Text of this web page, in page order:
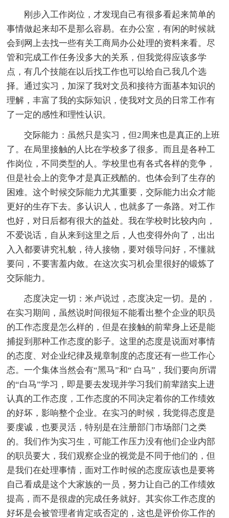
刚步入工作岗位，才发现自己有很多看起来简单的
事情做起来却不是那么容易。在办公室，有闲的时候就
会到网上去找一些有关工商局办公处理的资料来看。尽
管和完成工作任务没多大的关系，但我觉得应该多学
点，有几个技能在以后找工作也可以给自己我几个选
择。通过实习，加深了我对文员和接待方面基本知识的
理解，丰富了我的实际知识，使我对文员的日常工作有
了一定的感性和理性认识。
交际能力：虽然只是实习，但2周来也是真正的上班
了。在局里接触的人比在学校多了很多。而且是各种工
作岗位，不同类型的人。学校里也有各式各样的竞争，
但是社会上的竞争才是真正残酷的。也体会到了生存的
困难。这个时候交际能力尤其重要，交际能力出众才能
更好的生存下去。多认识人，也就多了一条路。对工作
也好，对日后都有很大的益处。我在学校时比较内向，
不爱说话，自从来到这里之后，人也变得外向了，出出
入入都要讲究礼貌，待人接物，要对领导问好，不懂就
要问，不要害羞内敛。在这次实习机会里很好的锻炼了
交际能力。
态度决定一切：米卢说过，态度决定一切。是的，
在实习期间，虽然说时间很短不能看出整个企业的职员
的工作态度是怎么样的，但是在接触的前辈身上还是能
捕捉到那种工作态度的影子。这里的态度是说面对事情
的态度、对企业纪律及规章制度的态度还有一些工作心
态。一个集体当然会有“黑马”和“ 白马”，我们要向所谓
的“白马”学习，即是要去发现并学习我们前辈踏实上进
认真的工作态度，工作态度的不同决定着你的工作绩效
的好坏，影响整个企业。在实习的时候，我觉得态度是
要虔诚，也要灵活，特别是在注册部门市场部门之类
的。我们作为实习生，可能工作压力没有他们企业内部
的职员要大，我们观察企业的视觉是不同于他们的，但
是我们在处理事情，面对工作时候的态度应该也是要将
自己看成是这个大家族的一员，努力让自己的工作绩效
提高，而不是很虚的完成任务就好。其实你工作态度的
好坏是会被管理者肯定或否定的，这也是评价你工作的